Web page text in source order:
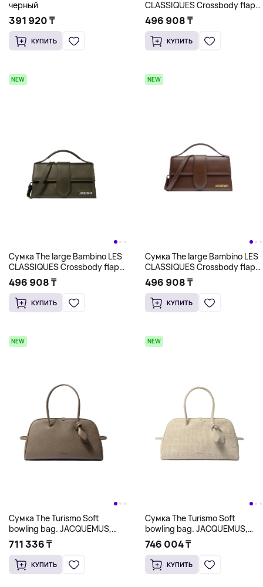
черный
391 920 ₸
КУПИТЬ
CLASSIQUES Crossbody flap
bag JACQUEMUS, светло-
серый
496 908 ₸
КУПИТЬ
NEW
Сумка The large Bambino LES
CLASSIQUES Crossbody flap
bag JACQUEMUS, темное
хаки
496 908 ₸
КУПИТЬ
NEW
Сумка The large Bambino LES
CLASSIQUES Crossbody flap
bag JACQUEMUS, коричневый
496 908 ₸
КУПИТЬ
NEW
Сумка The Turismo Soft
bowling bag. JACQUEMUS,
серо-коричневый
711 336 ₸
КУПИТЬ
NEW
Сумка The Turismo Soft
bowling bag. JACQUEMUS,
слоновая кость
746 004 ₸
КУПИТЬ